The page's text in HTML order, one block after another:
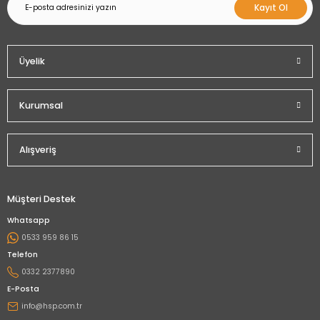
Kayıt Ol
Üyelik
Kurumsal
Alışveriş
Müşteri Destek
Whatsapp
0533 959 86 15
Telefon
0332 2377890
E-Posta
info@hsp.com.tr